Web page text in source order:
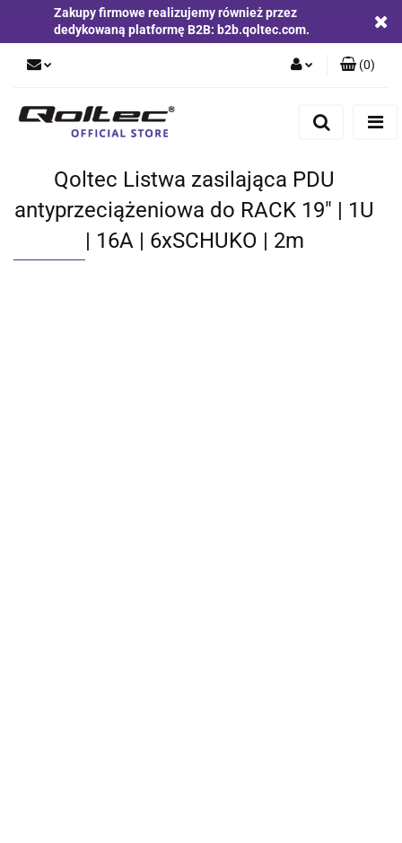
Zakupy firmowe realizujemy również przez
dedykowaną platformę B2B: b2b.qoltec.com.
Zgody cookies
(0)
Qoltec Listwa zasilająca PDU
antyprzeciążeniowa do RACK 19" | 1U
| 16A | 6xSCHUKO | 2m